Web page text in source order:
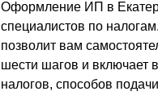
Оформление ИП в
специалистов по
позволит вам
шести шагов и включает
налогов, способов